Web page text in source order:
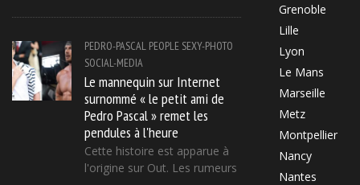
PEDRO-PASCAL PEOPLE SEXY-PHOTO
SOCIAL-MEDIA
Le mannequin sur Internet
surnommé « le petit ami de
Pedro Pascal » remet les
pendules à l'heure
Cette histoire est apparue à
l'origine sur Out. Les rumeurs
Grenoble
Lille
Lyon
Le Mans
Marseille
Metz
Montpellier
Nancy
Nantes